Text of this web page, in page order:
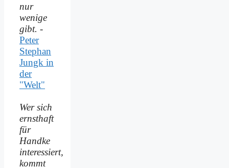
nur
wenige
gibt. -
Peter
Stephan
Jungk in
der
"Welt"
Wer sich
ernsthaft
für
Handke
interessiert,
kommt